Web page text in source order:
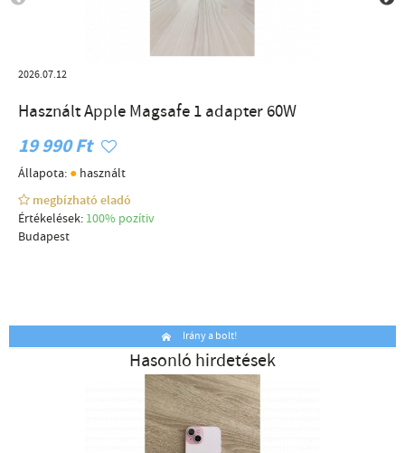
2026.07.12
Használt Apple Magsafe 1 adapter 60W
19 990 Ft
Állapota: ● használt
megbízható eladó
Értékelések: 100% pozítiv
Budapest
Irány a bolt!
Hasonló hirdetések